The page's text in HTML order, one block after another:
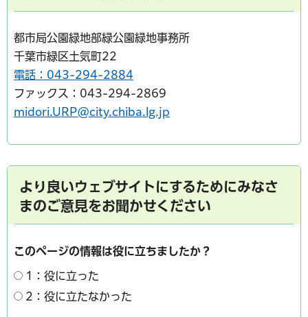
都市局公園緑地部緑公園緑地事務所
千葉市緑区土気町22
電話：043-294-2884
ファックス：043-294-2869
midori.URP@city.chiba.lg.jp
より良いウェブサイトにするためにみなさ
まのご意見をお聞かせください
このページの情報は役に立ちましたか？
1：役に立った
2：役に立たなかった